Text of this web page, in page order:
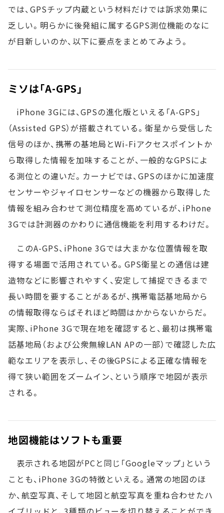
では、GPSチップ内蔵という材料だけでは訴求効果に
乏しい。明らかに後発組に属するGPS測位機能のなに
が目新しいのか、以下に要点をまとめてみよう。
ミソは「A-GPS」
iPhone 3Gには、GPSの進化版といえる「A-GPS」
（Assisted GPS）が搭載されている。衛星から受信した
信号のほか、携帯の基地局とWi-Fiアクセスポイントか
ら取得した情報を加味することが、一般的なGPSによ
る測位との違いだ。カーナビでは、GPSのほかに加速度
センサーやジャイロセンサーなどの機器から取得した
情報を組み合わせて測位精度を高めているが、iPhone
3Gでは計測器のかわりに通信機能を利用するわけだ。
このA-GPS、iPhone 3Gでは大まかな位置情報を取
得する場面で活用されている。GPS衛星との通信は建
造物などに影響されやすく、安定して捕捉できるまで
長い時間を要することがあるが、携帯電話基地局から
の情報取得ならばそれほど時間はかからないからだ。
実際、iPhone 3Gで現在地を確認すると、最初は携帯電
話基地局（および公衆無線LAN APの一部）で確認した広
範なエリアを表示し、その後GPSによる正確な情報を
得て狭い範囲をズームイン、という順序で地図が表示
される。
地図機能はソフトも重要
表示される地図がPCと同じ「Googleマップ」という
ことも、iPhone 3Gの特徴といえる。通常の地図のほ
か、航空写真、そして地図と航空写真を重ね合わせたハ